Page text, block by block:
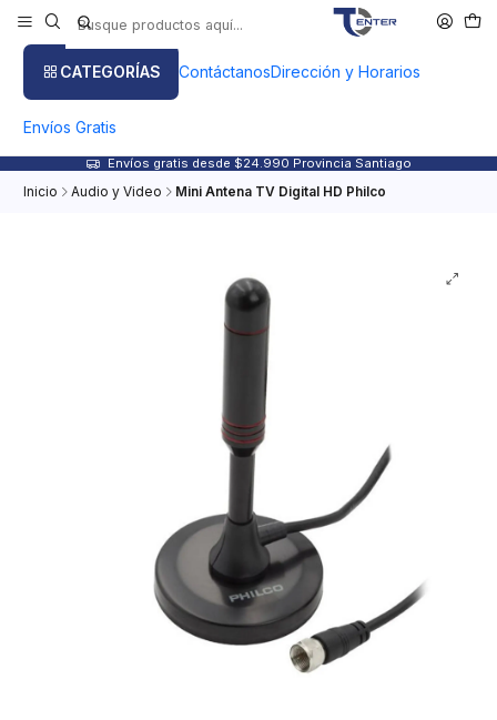
CATEGORÍAS ContáctanosDirección y Horarios
Envíos Gratis
Envíos gratis desde $24.990 Provincia Santiago
Inicio Audio y Video Mini Antena TV Digital HD Philco